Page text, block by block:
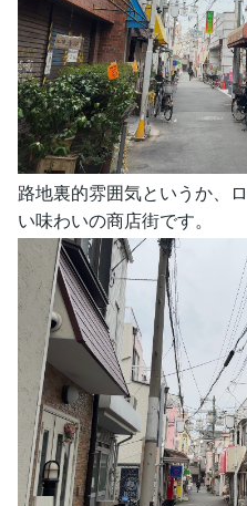
路地裏的雰囲気というか、
い味わいの商店街です。